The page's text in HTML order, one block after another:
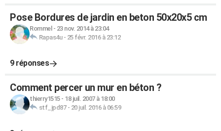
Pose Bordures de jardin en beton 50x20x5 cm
Rommel - 23 nov. 2014 à 23:04
Rapas4u- 25 févr. 2016 à 23:12
9 réponses
Comment percer un mur en béton ?
thierry1515- 18 juil. 2007 à 18:00
stf_jpd87- 20 juil. 2016 à 06:59